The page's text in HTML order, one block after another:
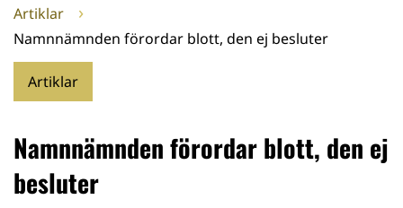
Artiklar
Namnnämnden förordar blott, den ej besluter
Artiklar
Namnnämnden förordar blott, den ej
besluter